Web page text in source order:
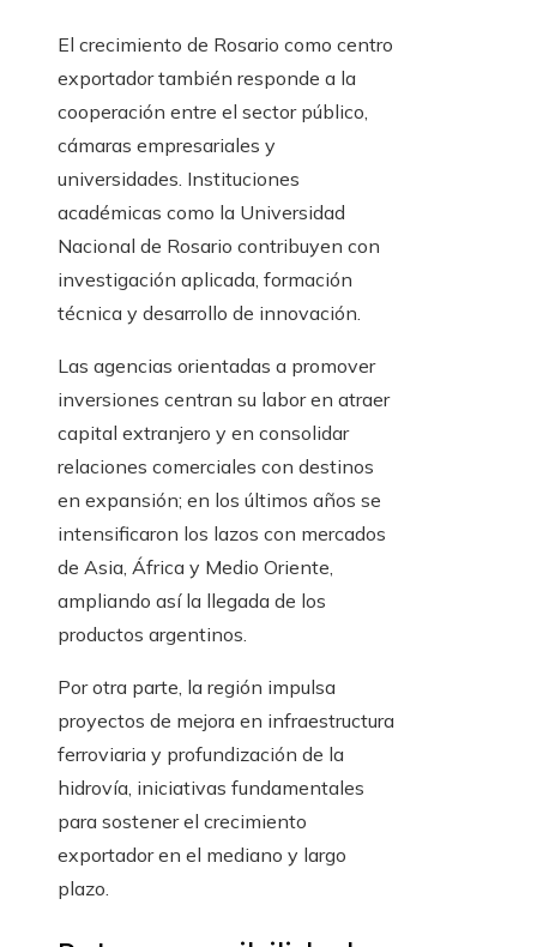
El crecimiento de Rosario como centro
exportador también responde a la
cooperación entre el sector público,
cámaras empresariales y
universidades. Instituciones
académicas como la Universidad
Nacional de Rosario contribuyen con
investigación aplicada, formación
técnica y desarrollo de innovación.
Las agencias orientadas a promover
inversiones centran su labor en atraer
capital extranjero y en consolidar
relaciones comerciales con destinos
en expansión; en los últimos años se
intensificaron los lazos con mercados
de Asia, África y Medio Oriente,
ampliando así la llegada de los
productos argentinos.
Por otra parte, la región impulsa
proyectos de mejora en infraestructura
ferroviaria y profundización de la
hidrovía, iniciativas fundamentales
para sostener el crecimiento
exportador en el mediano y largo
plazo.